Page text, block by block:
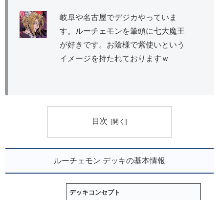
岐阜や名古屋でデジカやっていま
す。ルーチェモンを筆頭に七大魔王
が好きです。お陰様で紫使いという
イメージを持たれておりますｗ
目次
ルーチェモン デッキの基本情報
デッキコンセプト